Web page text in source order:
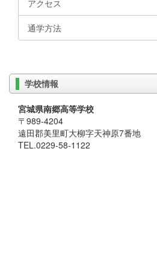
アクセス
通学方法
学校情報
宮城県南郷高等学校
〒989-4204
遠田郡美里町大柳字天神原7番地
TEL.0229-58-1122